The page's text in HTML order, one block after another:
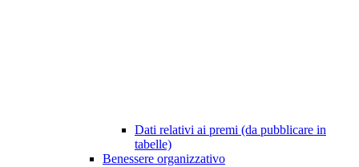
Dati relativi ai premi (da pubblicare in
tabelle)
Benessere organizzativo